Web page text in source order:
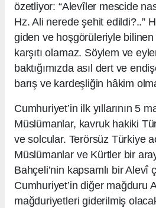
özetliyor: “Alevîler mescide
Hz. Ali nerede şehit edildi?..”
giden ve hoşgörüleriyle
karşıtı olamaz. Söylem ve
baktığımızda asıl dert ve
barış ve kardeşliğin hâkim
Cumhuriyet’in ilk yıllarının 5
Müslümanlar, kavruk hakiki
ve solcular. Terörsüz Türkiye
Müslümanlar ve Kürtler bir
Bahçeli’nin kapsamlı bir Alevî
Cumhuriyet’in diğer mağduru
mağduriyetleri giderilmiş